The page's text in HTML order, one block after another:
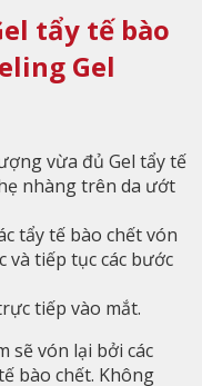
tẩy tế bào
Gel
vừa đủ Gel tẩy tế
nhàng trên da ướt
tẩy tế bào chết vón
và tiếp tục các bước
tiếp vào mắt.
sẽ vón lại bởi các
bào chết. Không